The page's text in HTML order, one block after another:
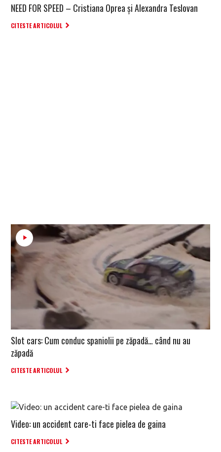
NEED FOR SPEED – Cristiana Oprea și Alexandra Teslovan
CITESTE ARTICOLUL
Slot cars: Cum conduc spaniolii pe zăpadă… când nu au
zăpadă
CITESTE ARTICOLUL
Video: un accident care-ti face pielea de gaina
CITESTE ARTICOLUL